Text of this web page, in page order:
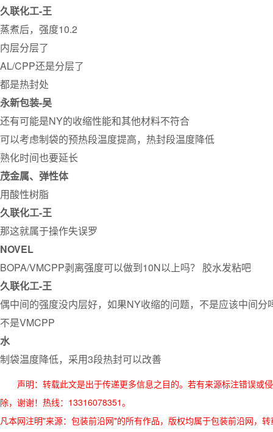
久联化工-王
蒸煮后，强度10.2
内层分层了
AL/CPP还是分层了
都是热封处
永新包装-吴
还有可能是NY的收缩性能和其他材料不符合
可以考虑制袋的预热段温度提高，热封段温度降低
熟化时间也要延长
茂金属、弹性体
用酸性树脂
久联化工-王
那这就属于操作失误罗
NOVEL
BOPA/VMCPP剥离强度可以做到10N以上吗？ 胶水发粘吧
久联化工-王
偶中间的强度没内层好，如果NY收缩的问题，不是应该中间分
不是VMCPP
水
制袋温度降低，采用3段热封可以改善
声明：转载此文是出于传递更多信息之目的。若有来源标注错误或
除，谢谢！热线：13316078351。
凡本网注明"来源：包装前沿网"的所有作品，版权均属于包装前沿网，